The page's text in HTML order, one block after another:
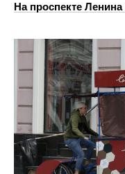
На проспекте